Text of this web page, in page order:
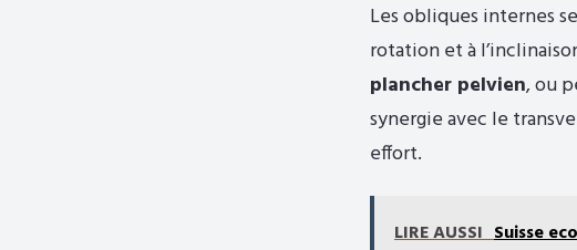
Les obliques internes
rotation et à
plancher pelvien, ou
synergie avec le
effort.
LIRE AUSSI Suisse